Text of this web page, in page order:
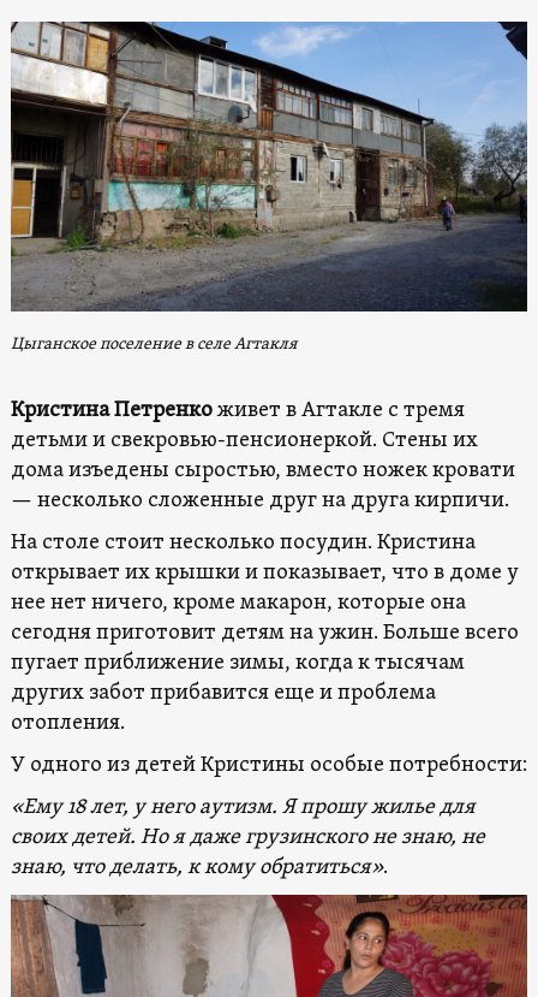
Цыганское поселение в селе Агтакля
Кристина Петренкоживет в Агтакле с тремя
детьми и свекровью-пенсионеркой. Стены их
дома изъедены сыростью, вместо ножек кровати
— несколько сложенные друг на друга кирпичи.
На столе стоит несколько посудин. Кристина
открывает их крышки и показывает, что в доме у
нее нет ничего, кроме макарон, которые она
сегодня приготовит детям на ужин. Больше всего
пугает приближение зимы, когда к тысячам
других забот прибавится еще и проблема
отопления.
У одного из детей Кристины особые потребности:
«Ему 18 лет, у него аутизм. Я прошу жилье для
своих детей. Но я даже грузинского не знаю, не
знаю, что делать, к кому обратиться».